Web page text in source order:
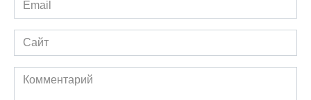
*
Сайт
Комментарий